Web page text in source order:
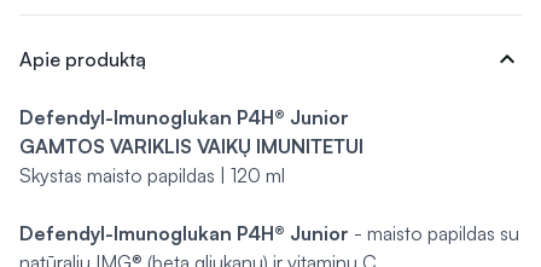
Apie produktą expand_more
Defendyl-Imunoglukan P4H® Junior
GAMTOS VARIKLIS VAIKŲ IMUNITETUI
Skystas maisto papildas | 120 ml
Defendyl-Imunoglukan P4H® Junior - maisto papildas su
natūraliu IMG® (beta gliukanu) ir vitaminu C.